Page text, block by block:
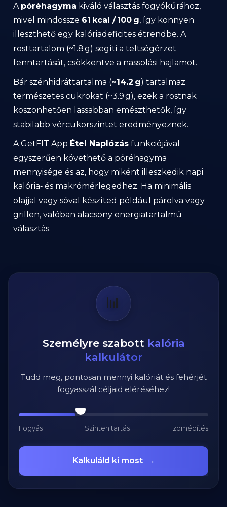
A póréhagyma kiváló választás fogyókúrához,
mivel mindössze 61 kcal / 100 g, így könnyen
illeszthető egy kalóriadeficites étrendbe. A
rosttartalom (~1.8 g) segíti a teltségérzet
fenntartását, csökkentve a nassolási hajlamot.
Bár szénhidráttartalma (~14.2 g) tartalmaz
természetes cukrokat (~3.9 g), ezek a rostnak
köszönhetően lassabban emészthetők, így
stabilabb vércukorszintet eredményeznek.
A GetFIT App Étel Naplózás funkciójával
egyszerűen követhető a póréhagyma
mennyisége és az, hogy miként illeszkedik napi
kalória‑ és makrómérlegedhez. Ha minimális
olajjal vagy sóval készíted például párolva vagy
grillen, valóban alacsony energiatartalmú
választás.
📊
Személyre szabott kalória
kalkulátor
Tudd meg, pontosan mennyi kalóriát és fehérjét
fogyasszál céljaid eléréséhez!
Fogyás Szinten tartás Izomépítés
Kalkuláld ki most →